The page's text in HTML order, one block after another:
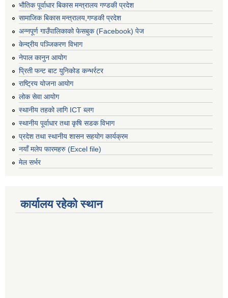
भौतिक पूर्वाधार बिकास मन्त्रालय गण्डकी प्रदेश
सामाजिक बिकास मन्त्रालय,गण्डकी प्रदेश
अन्नपूर्ण गाउँपालिकाको फेसबुक (Facebook) पेज
केन्द्रीय पञ्जिकरण विभाग
नेपाल कानुन आयोग
प्रिती फन्ट बाट युनिकोड कन्भर्रटर
राष्ट्रिय योजना आयोग
लोक सेवा आयोग
स्थानीय तहको लागि ICT ब्लग
स्थानीय पूर्वाधार तथा कृषि सडक विभाग
प्रदेश तथा स्थानीय शासन सहयोग कार्यक्रम
नयाँ मलेप फारमहरु (Excel file)
मेल सर्भर
कार्यालय रहेको स्थान